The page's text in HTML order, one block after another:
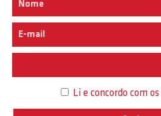
Li e concordo com os